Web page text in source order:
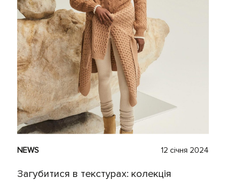
NEWS 12 січня 2024
Загубитися в текстурах: колекція